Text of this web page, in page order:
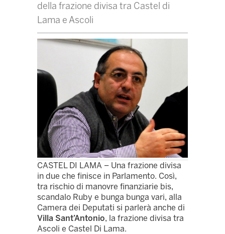
della frazione divisa tra Castel di
Lama e Ascoli
CASTEL DI LAMA – Una frazione divisa
in due che finisce in Parlamento. Così,
tra rischio di manovre finanziarie bis,
scandalo Ruby e bunga bunga vari, alla
Camera dei Deputati si parlerà anche di
Villa Sant’Antonio, la frazione divisa tra
Ascoli e Castel Di Lama.